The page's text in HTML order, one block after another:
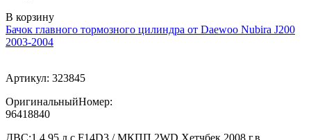
В корзину
Бачок главного тормозного цилиндра от Daewoo Nubira J200
2003-2004
Артикул: 323845
ОригинальныйНомер:
96418840
ДВС:1.4 95 л.с F14D3 / МКПП 2WD Хетчбек 2008 г.в